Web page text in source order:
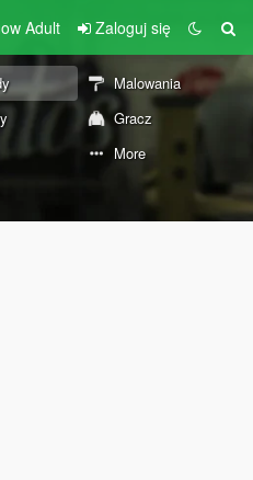
Adult Zaloguj się
Malowania
Gracz
More